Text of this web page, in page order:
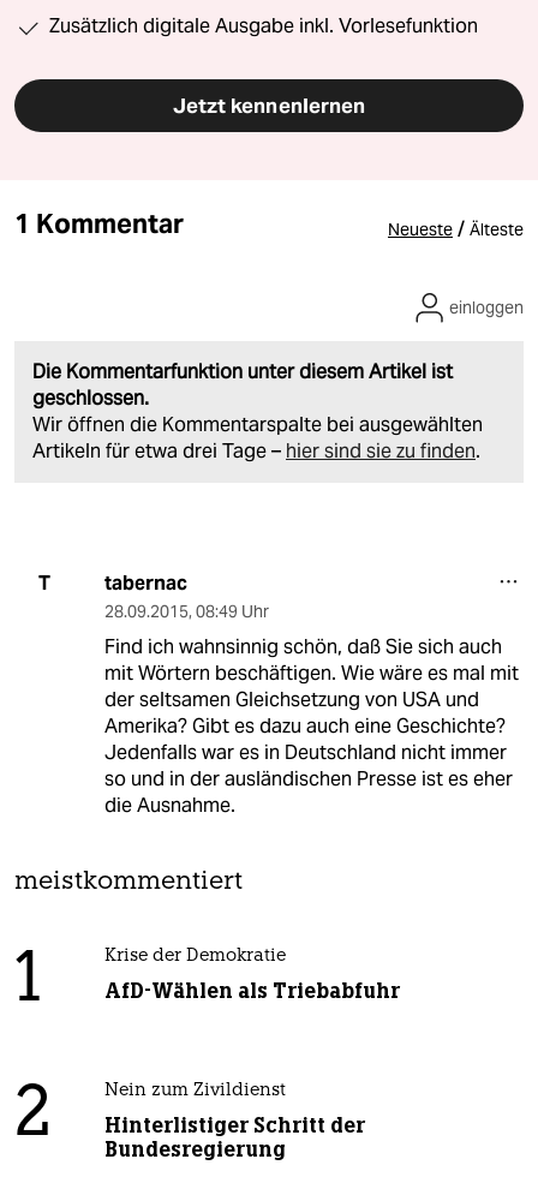
Zusätzlich digitale Ausgabe inkl. Vorlesefunktion
Jetzt kennenlernen
1 Kommentar Neueste / Älteste
Die Kommentarfunktion unter diesem Artikel ist
geschlossen.
Wir öffnen die Kommentarspalte bei ausgewählten
Artikeln für etwa drei Tage – hier sind sie zu finden.
einloggen
T tabernac
28.09.2015, 08:49 Uhr
Find ich wahnsinnig schön, daß Sie sich auch
mit Wörtern beschäftigen. Wie wäre es mal mit
der seltsamen Gleichsetzung von USA und
Amerika? Gibt es dazu auch eine Geschichte?
Jedenfalls war es in Deutschland nicht immer
so und in der ausländischen Presse ist es eher
die Ausnahme.
meistkommentiert
1 Krise der Demokratie
AfD-Wählen als Triebabfuhr
2 Nein zum Zivildienst
Hinterlistiger Schritt der
Bundesregierung